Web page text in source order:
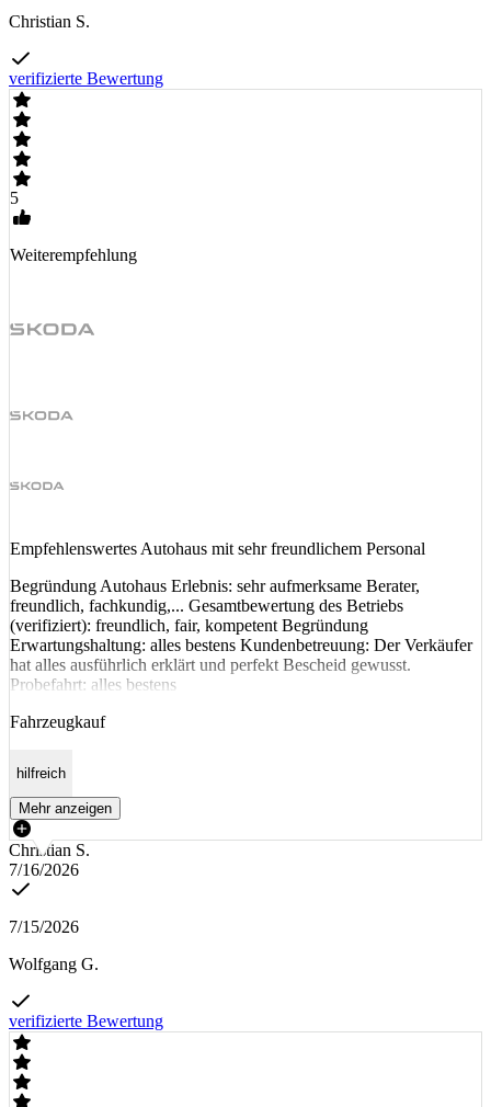
Christian S.
verifizierte Bewertung
5
Weiterempfehlung
Empfehlenswertes Autohaus mit sehr freundlichem Personal
Begründung Autohaus Erlebnis: sehr aufmerksame Berater,
freundlich, fachkundig,... Gesamtbewertung des Betriebs
(verifiziert): freundlich, fair, kompetent Begründung
Erwartungshaltung: alles bestens Kundenbetreuung: Der Verkäufer
hat alles ausführlich erklärt und perfekt Bescheid gewusst.
Probefahrt: alles bestens
Fahrzeugkauf
hilfreich
Mehr anzeigen
Christian S.
7/16/2026
7/15/2026
Wolfgang G.
verifizierte Bewertung